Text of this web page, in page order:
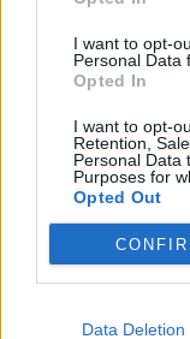
I want to opt-
Personal Data
Opted In
I want to opt-
Retention,
Personal Data
Purposes for
Opted Out
Data Deletion